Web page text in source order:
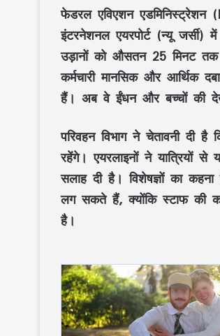
फेडरल एविएशन एडमिनिस्ट्रेशन
इंटरनेशनल एयरपोर्ट (न्यू
उड़ानों को औसतन 25 मिनट तक
कर्मचारी मानसिक और आर्थिक
हैं। अब वे ईंधन और बच्चों की
परिवहन विभाग ने चेतावनी दी
रहेंगे। एयरलाइनों ने यात्रियों
सलाह दी है। विशेषज्ञों का
लग सकते हैं, क्योंकि स्टाफ की
है।